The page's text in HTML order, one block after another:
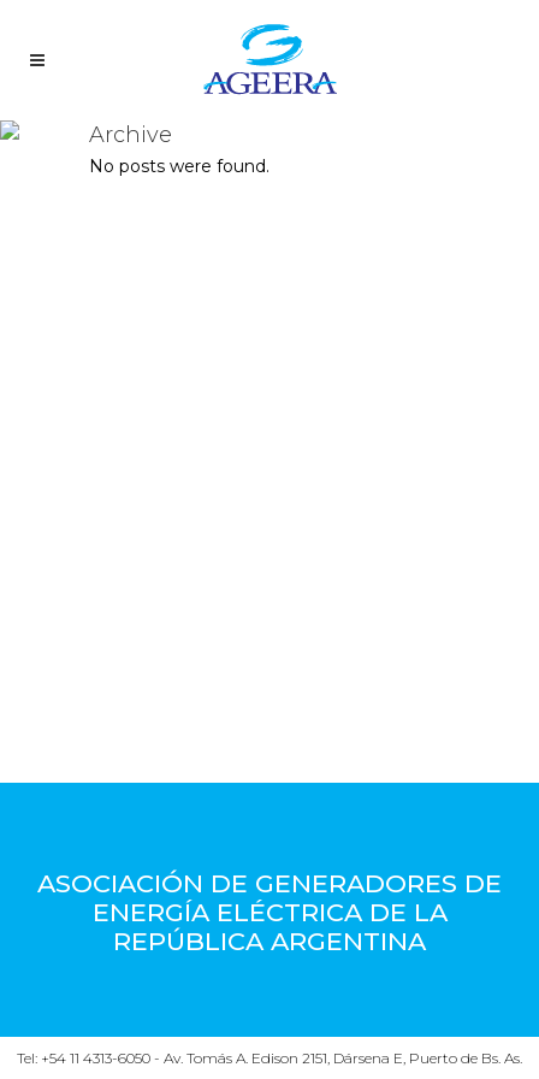
Archive
No posts were found.
ASOCIACIÓN DE GENERADORES DE
ENERGÍA ELÉCTRICA DE LA
REPÚBLICA ARGENTINA
Tel: +54 11 4313-6050 - Av. Tomás A. Edison 2151, Dársena E, Puerto de Bs. As.